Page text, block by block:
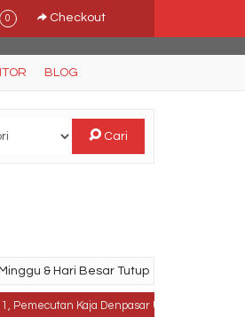
0 Checkout
BLOG
Cari
& Hari Besar Tutup
Kaja Denpasar Utara, Bali .